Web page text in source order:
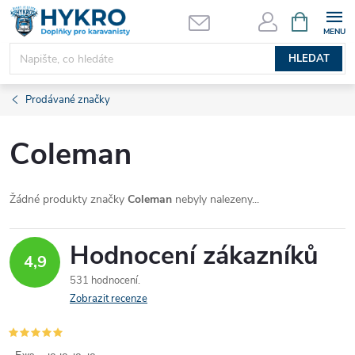
Přejít
obsah
HLEDAT
NÁKUPNÍ
KOŠÍK
Prodávané značky
Coleman
Žádné produkty značky Coleman nebyly nalezeny...
4,9 Hodnocení zákazníků
531 hodnocení
Zobrazit recenze